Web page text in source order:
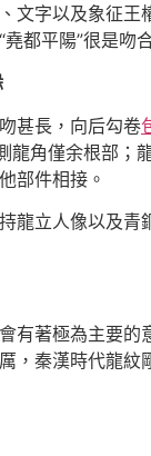
字以及象征王
都平陽”很是吻
甚長，向后勾卷
角僅余根部
部件相接。
立人像以及青
著極為主要的
，秦漢時代龍紋